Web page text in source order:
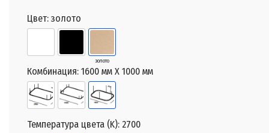
Цвет: золото
золото
Комбинация: 1600 мм X 1000 мм
Температура цвета (K): 2700